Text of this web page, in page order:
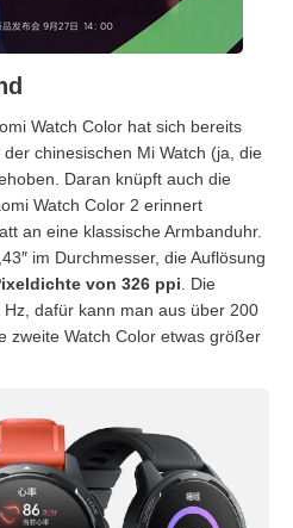
Watch Color hat sich bereits
chinesischen Mi Watch (ja, die
Daran knüpft auch die
Watch Color 2 erinnert
an eine klassische Armbanduhr.
im Durchmesser, die Auflösung
von 326 ppi . Die
dafür kann man aus über 200
zweite Watch Color etwas größer